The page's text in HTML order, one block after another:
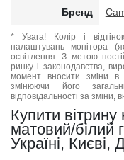
Бренд
* Увага! Колір і
налаштувань монітора
освітлення. З метою
ринку і законодавства,
момент вносити зміни в
змінюючи його
відповідальності за зміни,
Купити вітрину
матовий/білий
Україні, Києві,